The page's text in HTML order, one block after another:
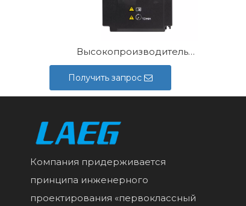
Высокопроизводительный драйвер серии LD320
Получить запрос
Компания придерживается
принципа инженерного
проектирования «первоклассный